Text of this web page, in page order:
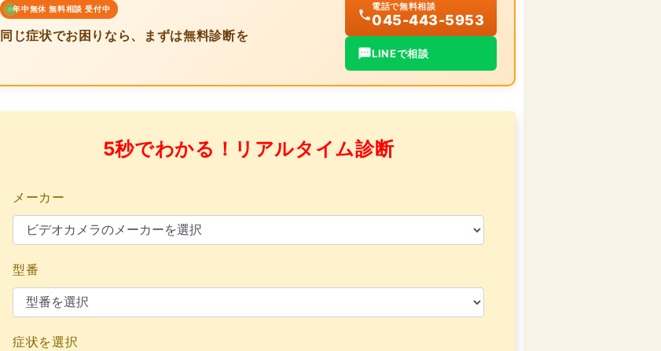
年中無休 無料相談 受付中
同じ症状でお困りなら、まずは無料診断を
電話で無料相談
045-443-5953
LINEで相談
5秒でわかる！リアルタイム診断
メーカー
型番
症状を選択